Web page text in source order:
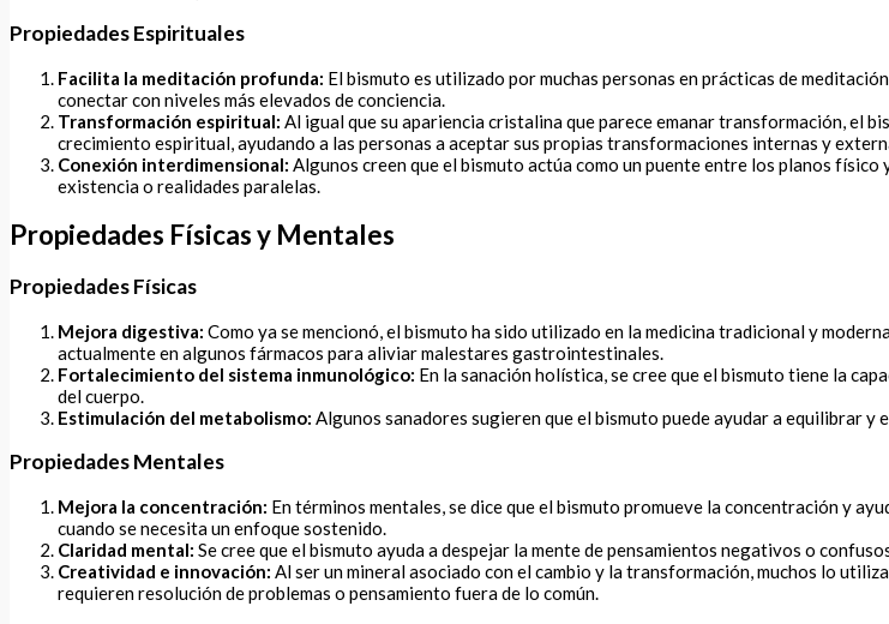
Propiedades Espirituales
Facilita la meditación profunda: El bismuto es utilizado por muchas personas en prácticas de
conectar con niveles más elevados de conciencia.
Transformación espiritual: Al igual que su apariencia cristalina que parece emanar transformación, el
crecimiento espiritual, ayudando a las personas a aceptar sus propias transformaciones internas y
Conexión interdimensional: Algunos creen que el bismuto actúa como un puente entre los planos
existencia o realidades paralelas.
Propiedades Físicas y Mentales
Propiedades Físicas
Mejora digestiva: Como ya se mencionó, el bismuto ha sido utilizado en la medicina tradicional y
actualmente en algunos fármacos para aliviar malestares gastrointestinales.
Fortalecimiento del sistema inmunológico: En la sanación holística, se cree que el bismuto tiene la
del cuerpo.
Estimulación del metabolismo: Algunos sanadores sugieren que el bismuto puede ayudar a equilibrar
Propiedades Mentales
Mejora la concentración: En términos mentales, se dice que el bismuto promueve la concentración y
cuando se necesita un enfoque sostenido.
Claridad mental: Se cree que el bismuto ayuda a despejar la mente de pensamientos negativos o
Creatividad e innovación: Al ser un mineral asociado con el cambio y la transformación, muchos lo
requieren resolución de problemas o pensamiento fuera de lo común.